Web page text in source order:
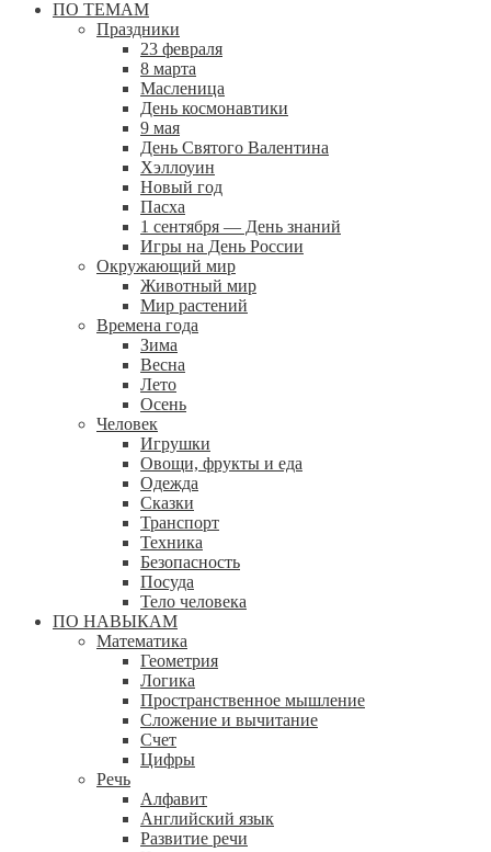
ПО ТЕМАМ
Праздники
23 февраля
8 марта
Масленица
День космонавтики
9 мая
День Святого Валентина
Хэллоуин
Новый год
Пасха
1 сентября — День знаний
Игры на День России
Окружающий мир
Животный мир
Мир растений
Времена года
Зима
Весна
Лето
Осень
Человек
Игрушки
Овощи, фрукты и еда
Одежда
Сказки
Транспорт
Техника
Безопасность
Посуда
Тело человека
ПО НАВЫКАМ
Математика
Геометрия
Логика
Пространственное мышление
Сложение и вычитание
Счет
Цифры
Речь
Алфавит
Английский язык
Развитие речи